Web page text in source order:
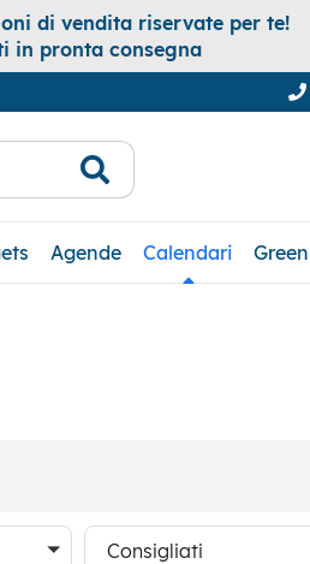
di vendita riservate per te!
in pronta consegna
Agende Calendari Green
Consigliati